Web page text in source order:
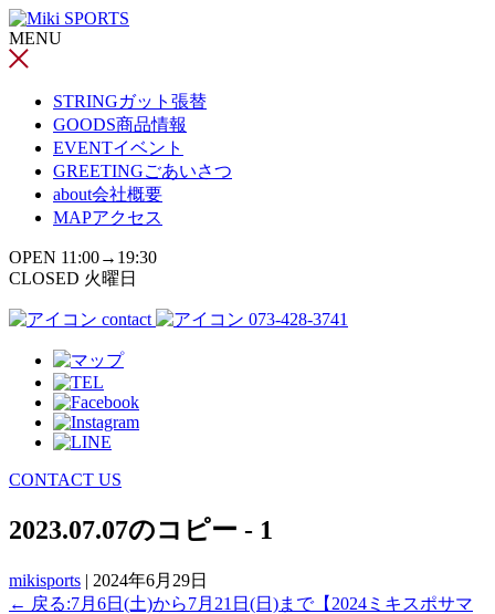
コ
ン
テ
MENU
STRINGガット張替
GOODS商品情報
EVENTイベント
GREETINGごあいさつ
about会社概要
MAPアクセス
OPEN 11:00→19:30
CLOSED 火曜日
contact 073-428-3741
CONTACT US
2023.07.07のコピー - 1
mikisports | 2024年6月29日
← 戻る:7月6日(土)から7月21日(日)まで【2024ミキスポサマ